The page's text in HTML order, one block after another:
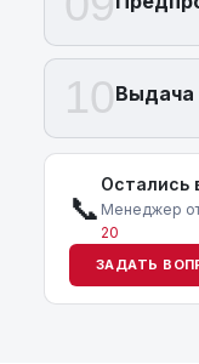
10Выдача
📞
Остались
Менеджер
20
ЗАДАТЬ